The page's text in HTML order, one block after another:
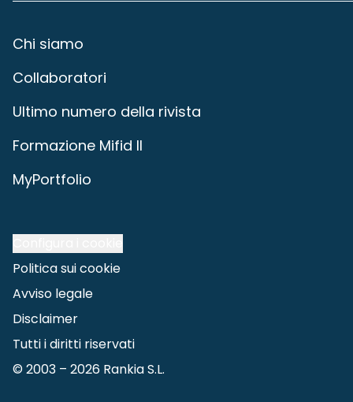
Chi siamo
Collaboratori
Ultimo numero della rivista
Formazione Mifid II
MyPortfolio
Politica sui cookie
Avviso legale
Disclaimer
Tutti i diritti riservati
© 2003 – 2026 Rankia S.L.